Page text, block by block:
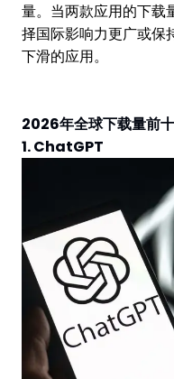
量。当两款应用的下载
择国际影响力更广或保
下滑的应用。
2026年全球下载量前
1. ChatGPT